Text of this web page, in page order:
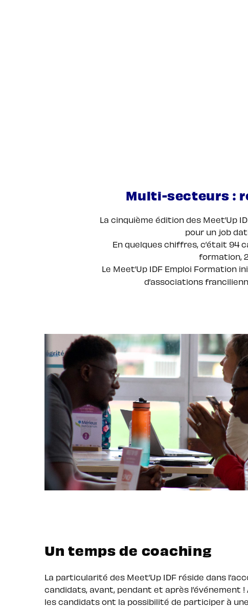
Multi-secteurs :
La cinquième édition des Meet’Up
pour un job
En quelques chiffres, c’était 94
formation,
Le Meet’Up IDF Emploi Formation
d’associations
Un temps de coaching
La particularité des Meet’Up IDF réside dans
candidats, avant, pendant et après l’événement !
les candidats ont la possibilité de participer à